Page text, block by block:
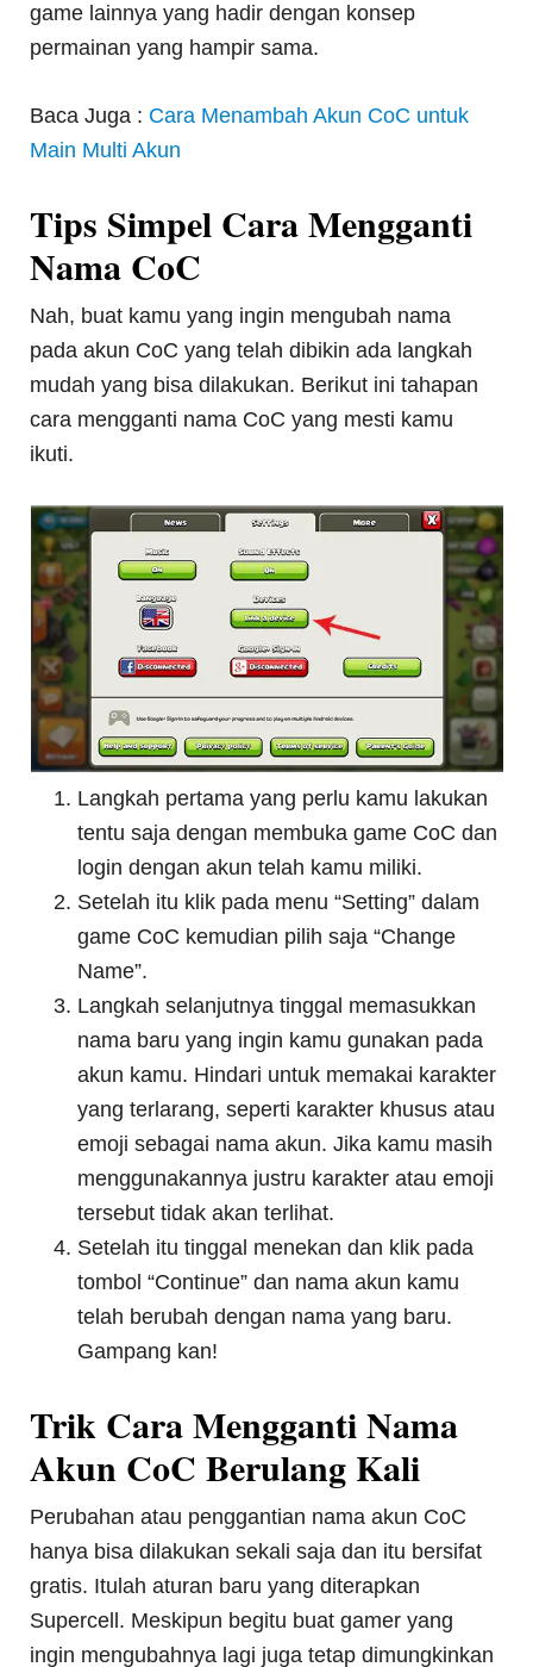
game lainnya yang hadir dengan konsep
permainan yang hampir sama.
Baca Juga : Cara Menambah Akun CoC untuk
Main Multi Akun
Tips Simpel Cara Mengganti
Nama CoC
Nah, buat kamu yang ingin mengubah nama
pada akun CoC yang telah dibikin ada langkah
mudah yang bisa dilakukan. Berikut ini tahapan
cara mengganti nama CoC yang mesti kamu
ikuti.
Langkah pertama yang perlu kamu lakukan
tentu saja dengan membuka game CoC dan
login dengan akun telah kamu miliki.
Setelah itu klik pada menu “Setting” dalam
game CoC kemudian pilih saja “Change
Name”.
Langkah selanjutnya tinggal memasukkan
nama baru yang ingin kamu gunakan pada
akun kamu. Hindari untuk memakai karakter
yang terlarang, seperti karakter khusus atau
emoji sebagai nama akun. Jika kamu masih
menggunakannya justru karakter atau emoji
tersebut tidak akan terlihat.
Setelah itu tinggal menekan dan klik pada
tombol “Continue” dan nama akun kamu
telah berubah dengan nama yang baru.
Gampang kan!
Trik Cara Mengganti Nama
Akun CoC Berulang Kali
Perubahan atau penggantian nama akun CoC
hanya bisa dilakukan sekali saja dan itu bersifat
gratis. Itulah aturan baru yang diterapkan
Supercell. Meskipun begitu buat gamer yang
ingin mengubahnya lagi juga tetap dimungkinkan